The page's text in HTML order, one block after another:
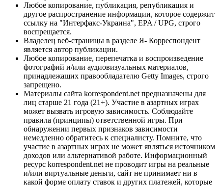
Любое копирование, публикация, републикация и
другое распространение информации, которое содержит
ссылку на "Интерфакс-Украина", EPA / UPG, строго
воспрещается.
Владелец веб-страницы в разделе Я- Корреспондент
является автор публикации.
Любое копирование, перепечатка и воспроизведение
фотографий и/или аудиовизуальных материалов,
принадлежащих правообладателю Getty Images, строго
запрещено.
Материалы сайта korrespondent.net предназначены для
лиц старше 21 года (21+). Участие в азартных играх
может вызвать игровую зависимость. Соблюдайте
правила (принципы) ответственной игры. При
обнаружении первых признаков зависимости
немедленно обратитесь к специалисту. Помните, что
участие в азартных играх не может являться источником
доходов или альтернативой работе. Информационный
ресурс korrespondent.net не проводит игры на реальные
и/или виртуальные деньги, сайт не принимает ни в
какой форме оплату ставок и других платежей, которые